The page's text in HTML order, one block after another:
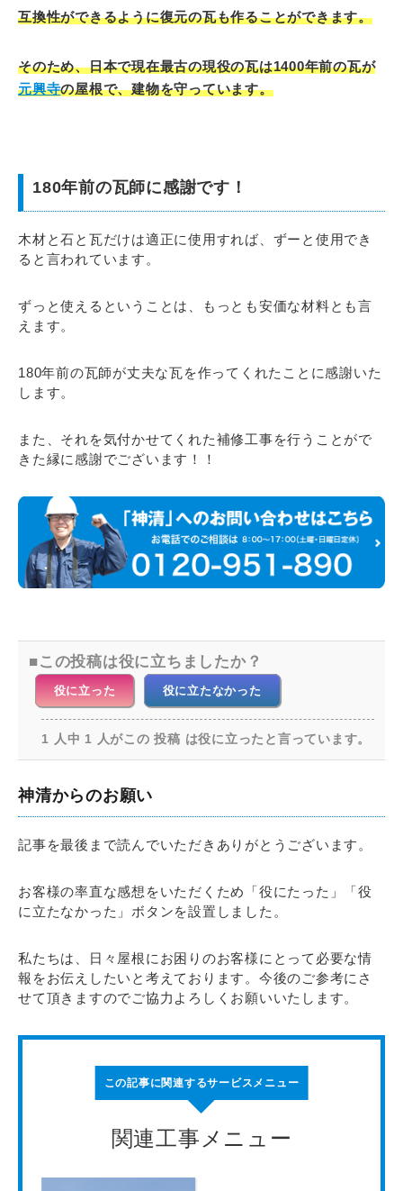
互換性ができるように復元の瓦も作ることができます。
そのため、日本で現在最古の現役の瓦は1400年前の瓦が
元興寺の屋根で、建物を守っています。
180年前の瓦師に感謝です！
木材と石と瓦だけは適正に使用すれば、ずーと使用でき
ると言われています。
ずっと使えるということは、もっとも安価な材料とも言
えます。
180年前の瓦師が丈夫な瓦を作ってくれたことに感謝いた
します。
また、それを気付かせてくれた補修工事を行うことがで
きた縁に感謝でございます！！
この投稿は役に立ちましたか？
役に立った 役に立たなかった
1 人中 1 人がこの 投稿 は役に立ったと言っています。
神清からのお願い
記事を最後まで読んでいただきありがとうございます。
お客様の率直な感想をいただくため「役にたった」「役
に立たなかった」ボタンを設置しました。
私たちは、日々屋根にお困りのお客様にとって必要な情
報をお伝えしたいと考えております。今後のご参考にさ
せて頂きますのでご協力よろしくお願いいたします。
この記事に関連するサービスメニュー
関連工事メニュー